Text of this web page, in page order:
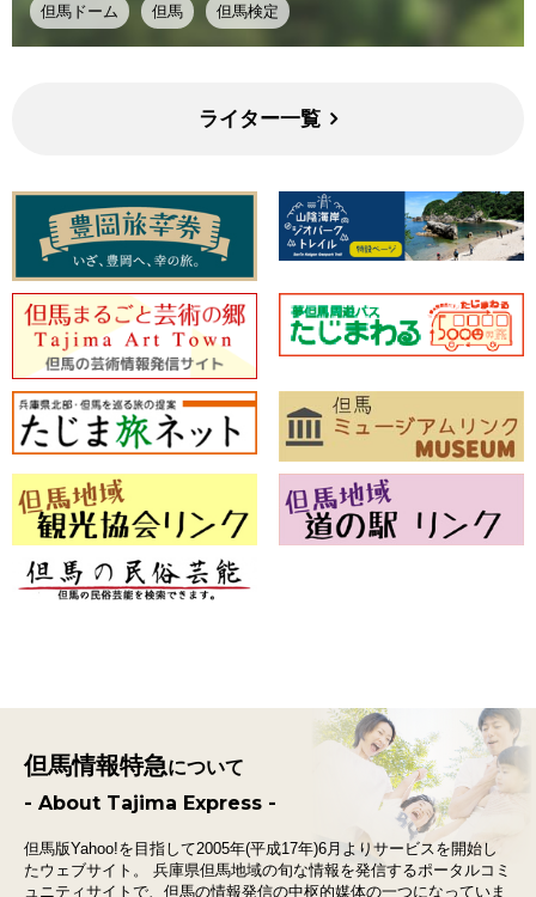
但馬ドーム 但馬 但馬検定
ライター一覧
但馬情報特急について
- About Tajima Express -
但馬版Yahoo!を目指して2005年(平成17年)6月よりサービスを開始し
たウェブサイト。
兵庫県但馬地域の旬な情報を発信するポータルコミ
ュニティサイトで、 但馬の情報発信の中枢的媒体の一つになっていま